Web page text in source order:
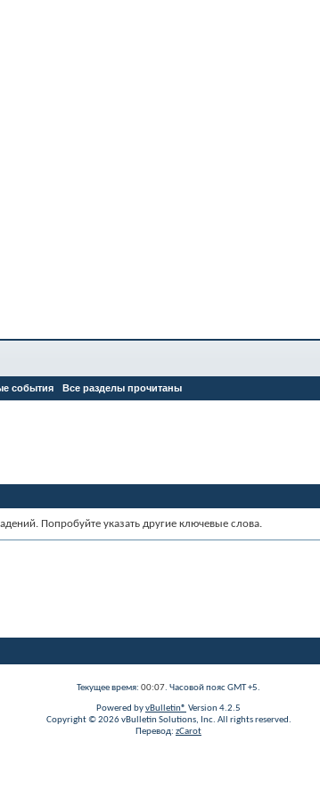
события Все разделы прочитаны
Попробуйте указать другие ключевые слова.
Текущее время: 00:07. Часовой пояс GMT +5.
Powered byvBulletin® Version 4.2.5
Copyright © 2026 vBulletin Solutions, Inc. All rights reserved.
Перевод: zCarot